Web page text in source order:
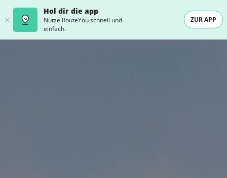
Hol dir die app
Nutze RouteYou schnell und
einfach.
ZUR APP